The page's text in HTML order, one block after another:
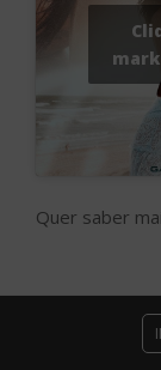
Quer saber